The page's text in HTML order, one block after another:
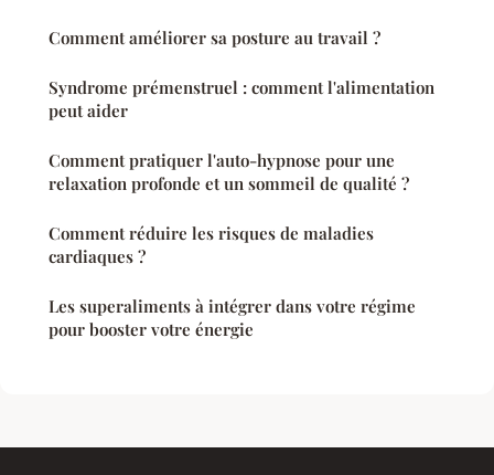
Comment améliorer sa posture au travail ?
Syndrome prémenstruel : comment l'alimentation
peut aider
Comment pratiquer l'auto-hypnose pour une
relaxation profonde et un sommeil de qualité ?
Comment réduire les risques de maladies
cardiaques ?
Les superaliments à intégrer dans votre régime
pour booster votre énergie